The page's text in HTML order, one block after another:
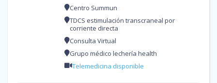
Centro Summun
TDCS estimulación transcraneal por
corriente directa
Consulta Virtual
Grupo médico lechería health
Telemedicina disponible